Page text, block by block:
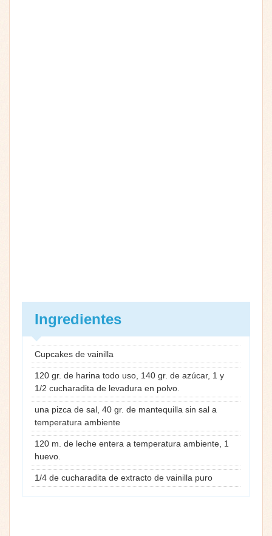
Ingredientes
Cupcakes de vainilla
120 gr. de harina todo uso, 140 gr. de azúcar, 1 y
1/2 cucharadita de levadura en polvo.
una pizca de sal, 40 gr. de mantequilla sin sal a
temperatura ambiente
120 m. de leche entera a temperatura ambiente, 1
huevo.
1/4 de cucharadita de extracto de vainilla puro